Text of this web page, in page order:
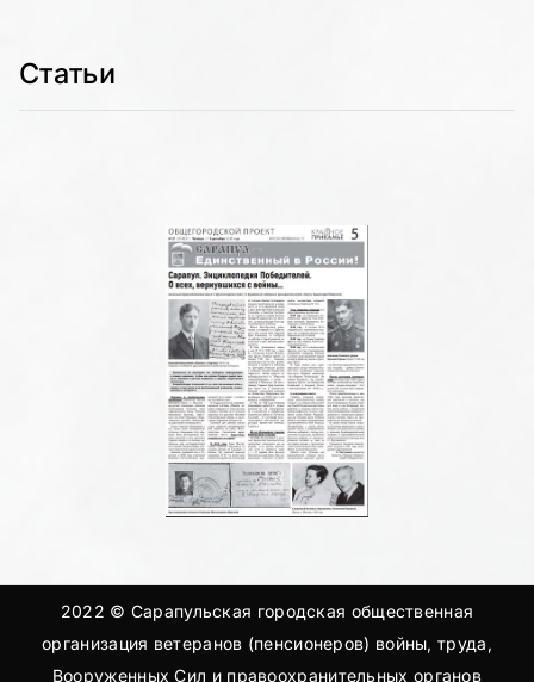
Статьи
2022 © Сарапульская городская общественная
организация ветеранов (пенсионеров) войны, труда,
Вооруженных Сил и правоохранительных органов